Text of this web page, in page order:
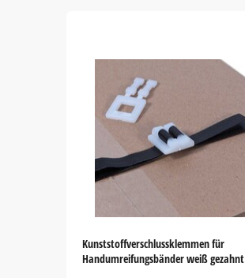
Kunststoffverschlussklemmen für
Handumreifungsbänder weiß gezahnt